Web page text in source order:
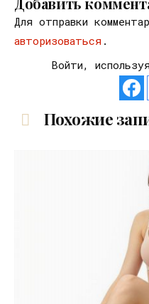
Для отправки
авторизоваться .
Войти,
Похожие